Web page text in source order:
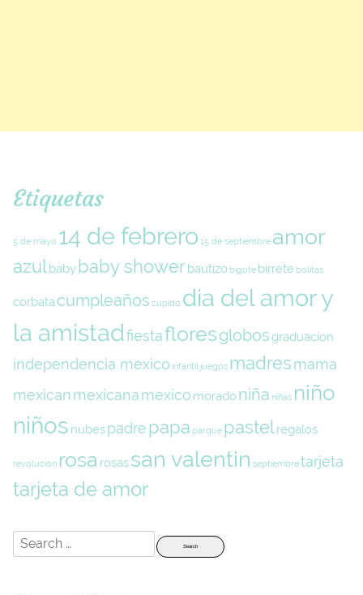
Etiquetas
5 de mayo 14 de febrero 15 de septiembre amor
azulbabybaby showerbautizo bigote birrete bolitas
corbata cumpleaños cupido dia del amor y
la amistadfiestafloresglobosgraduacion
independencia mexico infantil juegos madresmama
mexicanmexicanamexico moradoniña niñas niño
niños nubespadrepapa parque pastelregalos
revolucion rosa rosassan valentin septiembretarjeta
tarjeta de amor
Search
for: